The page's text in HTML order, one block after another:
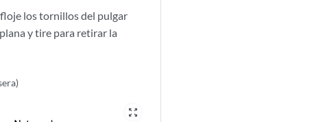
los tornillos del pulgar
y tire para retirar la
zoom_out_map